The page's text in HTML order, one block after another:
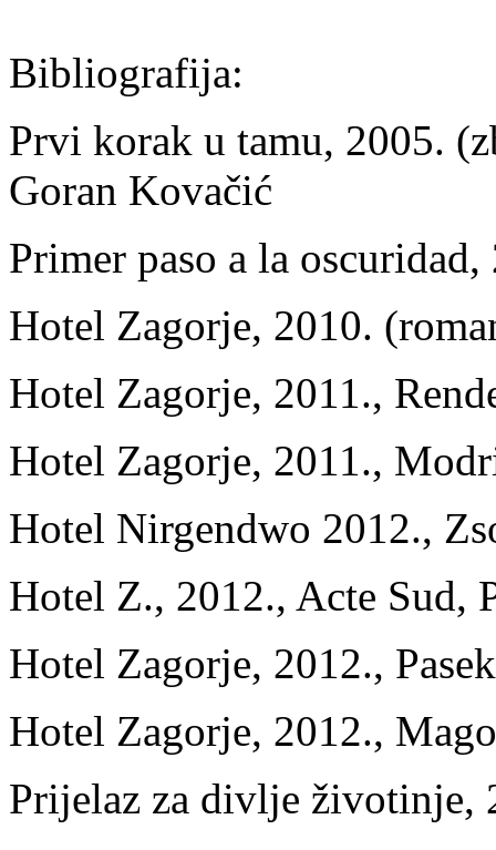
Bibliografija:
Prvi korak u tamu, 2005.
Goran Kovačić
Primer paso a la
Hotel Zagorje, 2010.
Hotel Zagorje, 2011.,
Hotel Zagorje, 2011.,
Hotel Nirgendwo 2012.,
Hotel Z., 2012., Acte Sud,
Hotel Zagorje, 2012.,
Hotel Zagorje, 2012.,
Prijelaz za divlje životinje,